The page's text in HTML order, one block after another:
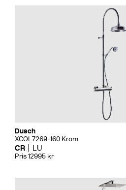
Dusch
XCOL7269-160 Krom
CR LU
Pris 12995 kr